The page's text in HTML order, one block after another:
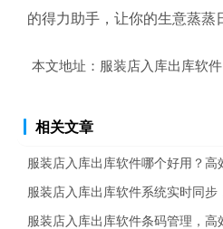
的得力助手，让你的生意蒸蒸
本文地址： 服装店入库出库软
相关文章
服装店入库出库软件哪个好用？高
服装店入库出库软件系统实时同步
服装店入库出库软件条码管理，高